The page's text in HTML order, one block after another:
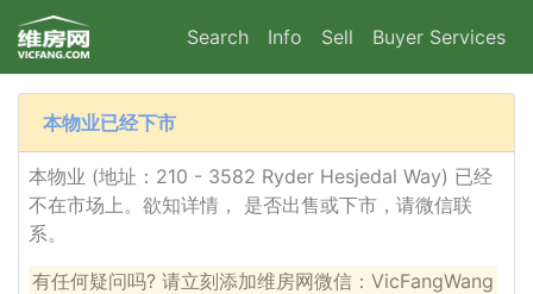
Search Info Sell Buyer Services
本物业已经下市
本物业 (地址：210 - 3582 Ryder Hesjedal Way) 已经
不在市场上。欲知详情， 是否出售或下市，请微信联
系。
有任何疑问吗? 请立刻添加维房网微信：VicFangWang